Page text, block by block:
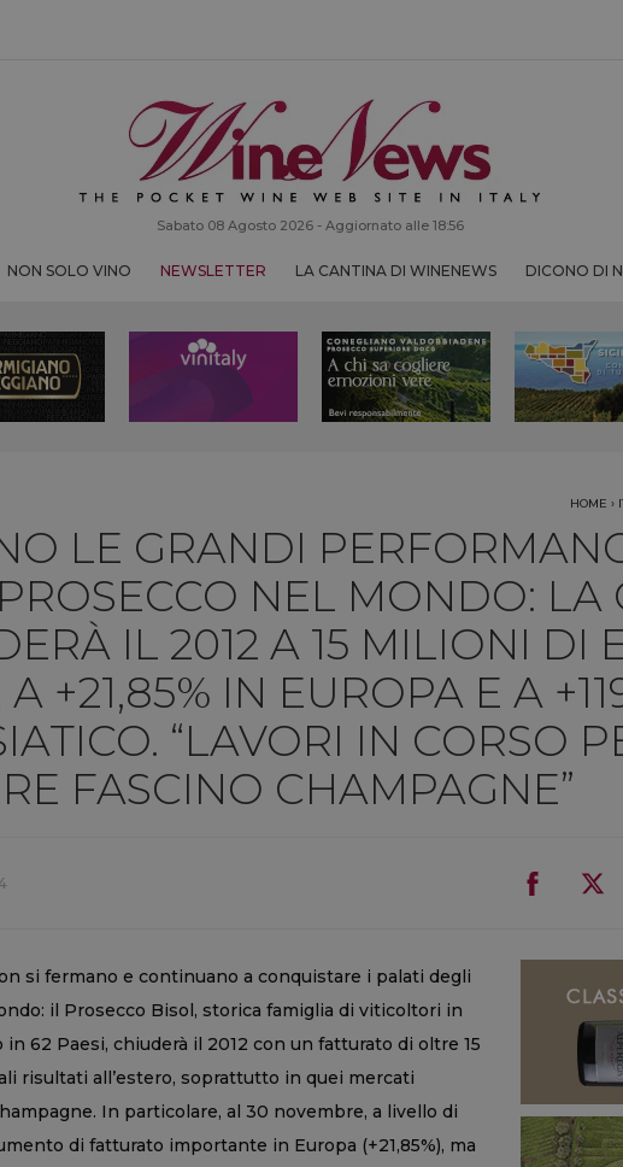
Sabato 08 Agosto 2026 - Aggiornato alle 18:56
NON SOLO VINO NEWSLETTER LA CANTINA DI WINENEWS DICONO DI
HOME ›
LE GRANDI
NEL MONDO: LA
IL 2012 A 15 MILIONI DI
+21,85% IN EUROPA E A
“LAVORI IN CORSO
FASCINO CHAMPAGNE”
si fermano e continuano a conquistare i palati degli
il Prosecco Bisol, storica famiglia di viticoltori in
62 Paesi, chiuderà il 2012 con un fatturato di oltre 15
risultati all’estero, soprattutto in quei mercati
In particolare, al 30 novembre, a livello di
di fatturato importante in Europa (+21,85%), ma